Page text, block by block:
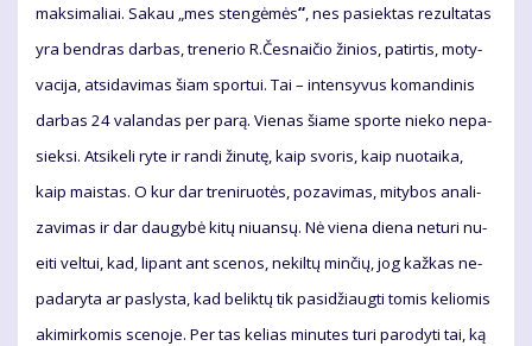
mak­si­ma­liai. Sa­kau „mes sten­gė­mės“, nes pa­siek­tas re­zul­ta­tas
yra ben­dras dar­bas, tre­ne­rio R.Čes­nai­čio ži­nios, pa­tir­tis, mo­ty­
va­ci­ja, at­si­da­vi­mas šiam spor­tui. Tai – in­ten­sy­vus ko­man­di­nis
dar­bas 24 va­lan­das per pa­rą. Vie­nas šia­me spor­te nie­ko ne­pa­
siek­si. At­si­ke­li ry­te ir ran­di ži­nu­tę, kaip svo­ris, kaip nuo­tai­ka,
kaip mais­tas. O kur dar tre­ni­ruo­tės, po­za­vi­mas, mi­ty­bos ana­li­
za­vi­mas ir dar dau­gy­bė ki­tų niu­an­sų. Nė vie­na die­na ne­tu­ri nu­
ei­ti vel­tui, kad, li­pant ant sce­nos, ne­kil­tų min­čių, jog kaž­kas ne­
pa­da­ry­ta ar pa­slys­ta, kad be­lik­tų tik pa­si­džiaug­ti to­mis ke­lio­mis
aki­mir­ko­mis sce­no­je. Per tas ke­lias mi­nu­tes tu­ri pa­ro­dy­ti tai, ką